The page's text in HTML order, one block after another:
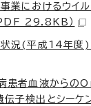
業におけるウイル
29.8KB）
状況(平成14年度)
病患者血液から
検出とシーケ